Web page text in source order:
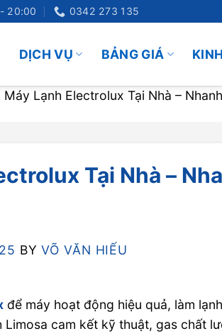
20:00 0342 273 135
DỊCH VỤ BẢNG GIÁ
Máy Lạnh Electrolux Tại Nhà –
Tại Nhà –
BYVÕ VĂN HIẾU
để máy hoạt động hiệu quả, làm
cam kết kỹ thuật, gas chất